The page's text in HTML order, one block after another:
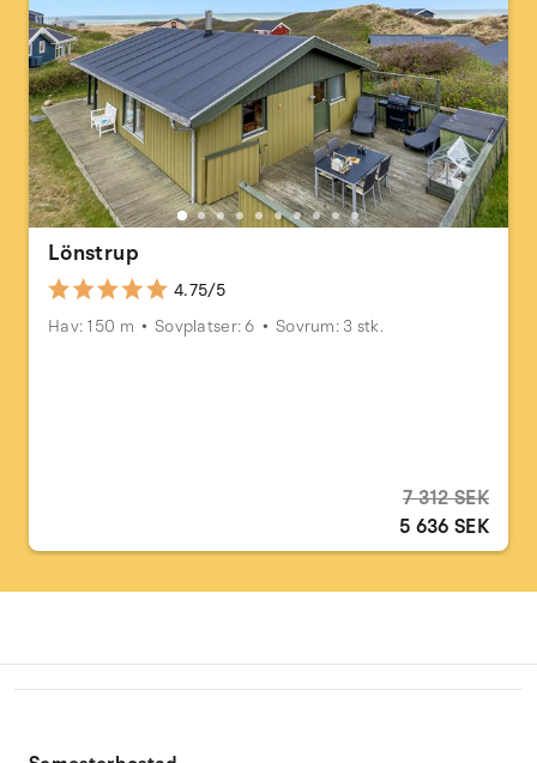
Lönstrup
4.75/5
Hav: 150 m
Sovplatser: 6 Sovrum: 3 stk.
7 312 SEK
5 636 SEK